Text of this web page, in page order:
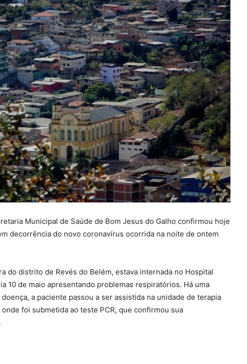
Municipal de Saúde de Bom Jesus do Galho confirmou hoje
decorrência do novo coronavírus ocorrida na noite de ontem
do distrito de Revés do Belém, estava internada no Hospital
10 de maio apresentando problemas respiratórios. Há uma
a paciente passou a ser assistida na unidade de terapia
foi submetida ao teste PCR, que confirmou sua